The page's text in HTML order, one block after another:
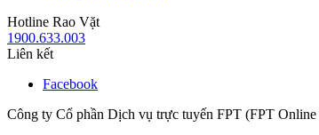
Hotline Rao Vặt
1900.633.003
Liên kết
Facebook
Công ty Cổ phần Dịch vụ trực tuyến FPT (FPT Online